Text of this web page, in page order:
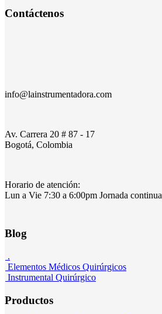
Contáctenos
info@lainstrumentadora.com
Av. Carrera 20 # 87 - 17
Bogotá, Colombia
Horario de atención:
Lun a Vie 7:30 a 6:00pm Jornada continua
Blog
.
Elementos Médicos Quirúrgicos
Instrumental Quirúrgico
Productos